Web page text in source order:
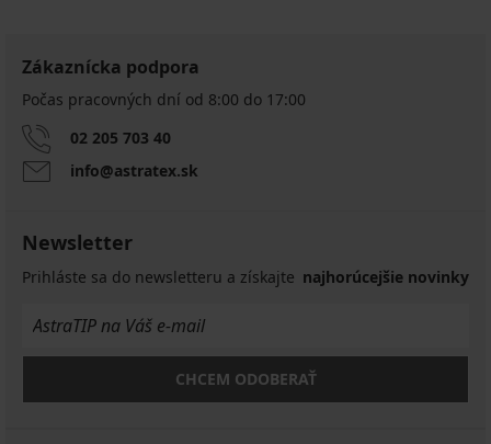
Zákaznícka podpora
Počas pracovných dní od 8:00 do 17:00
02 205 703 40
info@astratex.sk
Newsletter
Prihláste sa do newsletteru a získajte najhorúcejšie novinky
CHCEM ODOBERAŤ